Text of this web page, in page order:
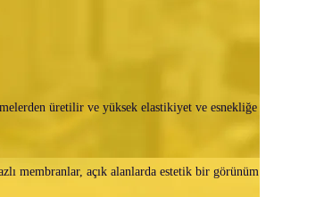
üretilir ve yüksek elastikiyet ve esnekliğe
membranlar, açık alanlarda estetik bir görünüm